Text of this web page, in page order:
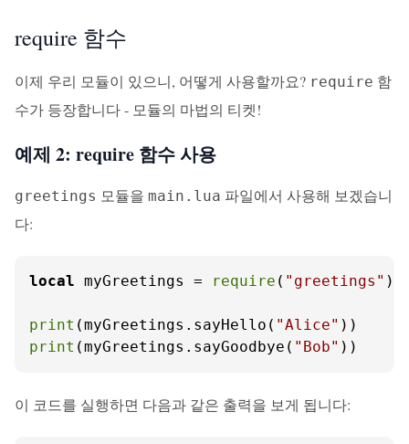
require 함수
이제 우리 모듈이 있으니, 어떻게 사용할까요? require 함
수가 등장합니다 - 모듈의 마법의 티켓!
예제 2: require 함수 사용
greetings 모듈을 main.lua 파일에서 사용해 보겠습니
다:
local myGreetings = require ( "greetings" )
print (myGreetings.sayHello( "Alice"
print (myGreetings.sayGoodbye( "Bob" ))
이 코드를 실행하면 다음과 같은 출력을 보게 됩니다: